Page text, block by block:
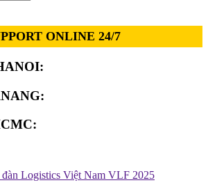
ONLINE 24/7